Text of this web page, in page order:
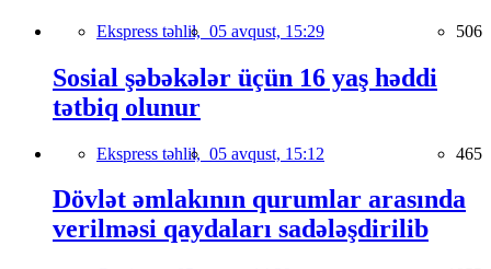
Ekspress təhlil, 05 avqust, 15:29 506
Sosial şəbəkələr üçün 16 yaş həddi
tətbiq olunur
Ekspress təhlil, 05 avqust, 15:12 465
Dövlət əmlakının qurumlar arasında
verilməsi qaydaları sadələşdirilib